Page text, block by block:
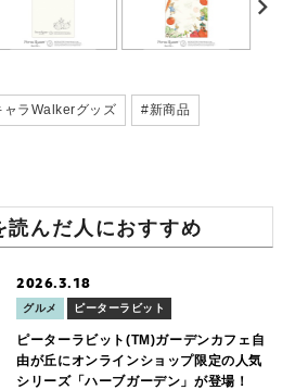
ャラWalkerグッズ #新商品
読んだ人におすすめ
2026.3.18
グルメ ピーターラビット
ピーターラビット(TM)ガーデンカフェ自
由が丘にオンラインショップ限定の人気
シリーズ「ハーブガーデン」が登場！